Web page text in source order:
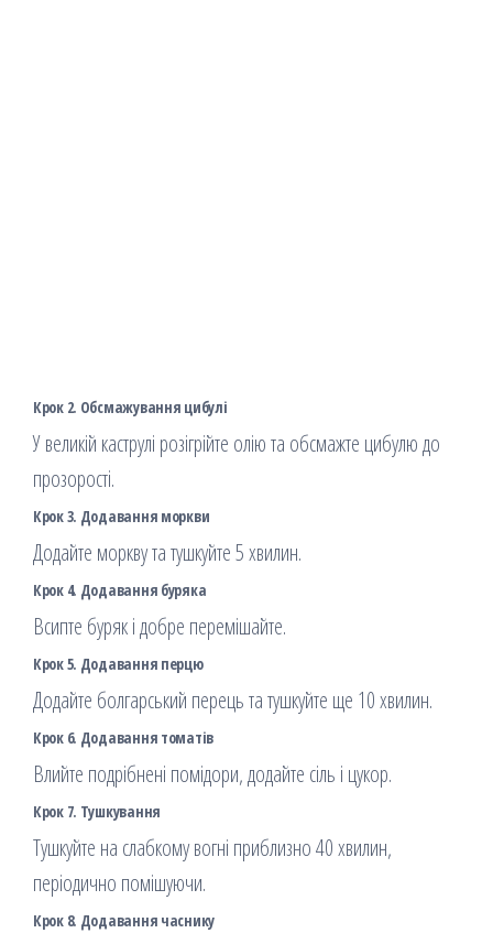
Крок 2. Обсмажування цибулі
У великій каструлі розігрійте олію та обсмажте цибулю до
прозорості.
Крок 3. Додавання моркви
Додайте моркву та тушкуйте 5 хвилин.
Крок 4. Додавання буряка
Всипте буряк і добре перемішайте.
Крок 5. Додавання перцю
Додайте болгарський перець та тушкуйте ще 10 хвилин.
Крок 6. Додавання томатів
Влийте подрібнені помідори, додайте сіль і цукор.
Крок 7. Тушкування
Тушкуйте на слабкому вогні приблизно 40 хвилин,
періодично помішуючи.
Крок 8. Додавання часнику